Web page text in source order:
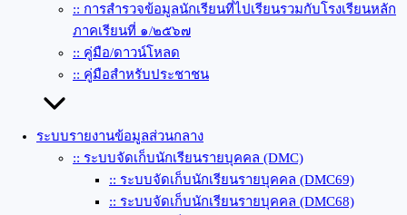
:: การสำรวจข้อมูลนักเรียนที่ไปเรียนรวมกับโรงเรียนหลัก
ภาคเรียนที่ ๑/๒๕๖๗
:: คู่มือ/ดาวน์โหลด
:: คู่มือสำหรับประชาชน
ระบบรายงานข้อมูลส่วนกลาง
:: ระบบจัดเก็บนักเรียนรายบุคคล (DMC)
:: ระบบจัดเก็บนักเรียนรายบุคคล (DMC69)
:: ระบบจัดเก็บนักเรียนรายบุคคล (DMC68)